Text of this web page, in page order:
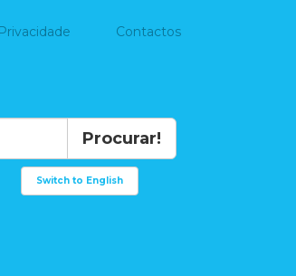
Contactos
Procurar!
Switch to English